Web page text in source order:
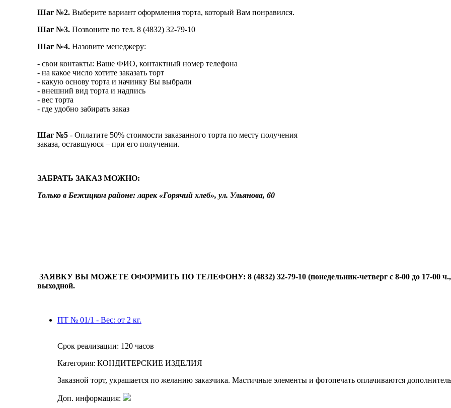
Шаг №2. Выберите вариант оформления торта, который Вам понравился.
Шаг №3. Позвоните по тел. 8 (4832) 32-79-10
Шаг №4. Назовите менеджеру:
- свои контакты: Ваше ФИО, контактный номер телефона
- на какое число хотите заказать торт
- какую основу торта и начинку Вы выбрали
- внешний вид торта и надпись
- вес торта
- где удобно забирать заказ
Шаг №5 - Оплатите 50% стоимости заказанного торта по месту получения
заказа, оставшуюся – при его получении.
ЗАБРАТЬ ЗАКАЗ МОЖНО:
Только в Бежицком районе: ларек «Горячий хлеб», ул. Ульянова, 60
ЗАЯВКУ ВЫ МОЖЕТЕ ОФОРМИТЬ ПО ТЕЛЕФОНУ: 8 (4832) 32-79-10 (понедельник-четверг с 8-00 до 17-00 ч.,
выходной.
ПТ № 01/1 - Вес: от 2 кг.
Срок реализации: 120 часов
Категория: КОНДИТЕРСКИЕ ИЗДЕЛИЯ
Заказной торт, украшается по желанию заказчика. Мастичные элементы и фотопечать оплачиваются
Доп. информация: